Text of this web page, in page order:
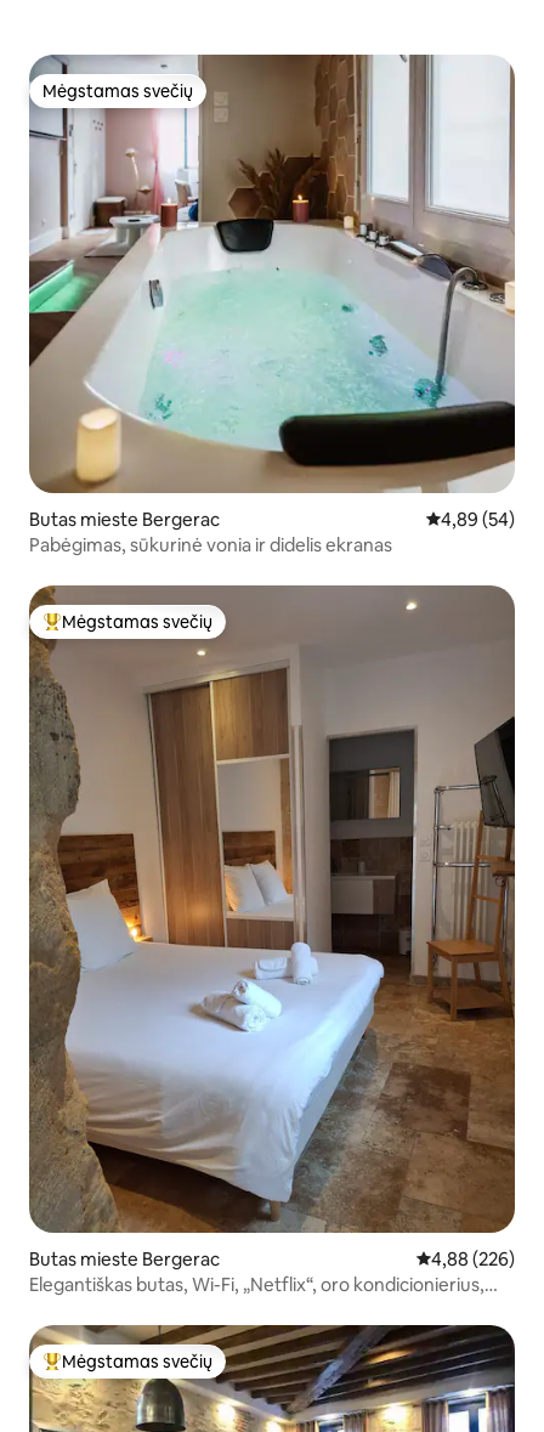
Mėgstamas svečių
Mėgstamas svečių
Butas mieste Bergerac Vidutinis
4,89 (54)
Pabėgimas, sūkurinė vonia ir didelis ekranas
Svečių mėgstamiausias
Mėgstamas svečių
Butas mieste Bergerac Vidutinis
4,88 (226)
Elegantiškas butas, Wi-Fi, „Netflix“, oro kondicionierius,
Svečių mėgstamiausias
Mėgstamas svečių